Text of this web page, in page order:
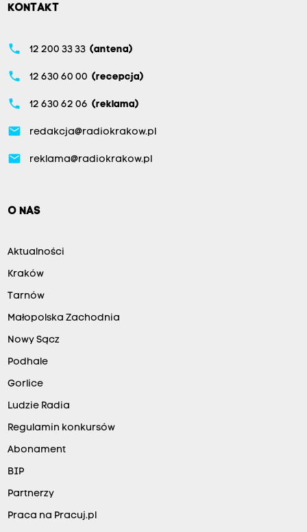
KONTAKT
phone 12 200 33 33 (antena)
phone 12 630 60 00 (recepcja)
phone 12 630 62 06 (reklama)
email redakcja@radiokrakow.pl
email reklama@radiokrakow.pl
O NAS
Aktualności
Kraków
Tarnów
Małopolska Zachodnia
Nowy Sącz
Podhale
Gorlice
Ludzie Radia
Regulamin konkursów
Abonament
BIP
Partnerzy
Praca na Pracuj.pl